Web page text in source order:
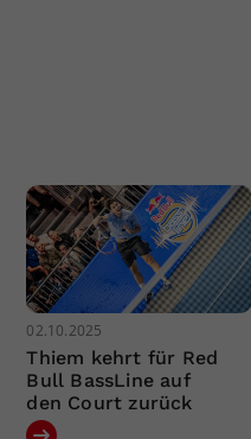
02.10.2025
Thiem kehrt für Red
Bull BassLine auf
den Court zurück